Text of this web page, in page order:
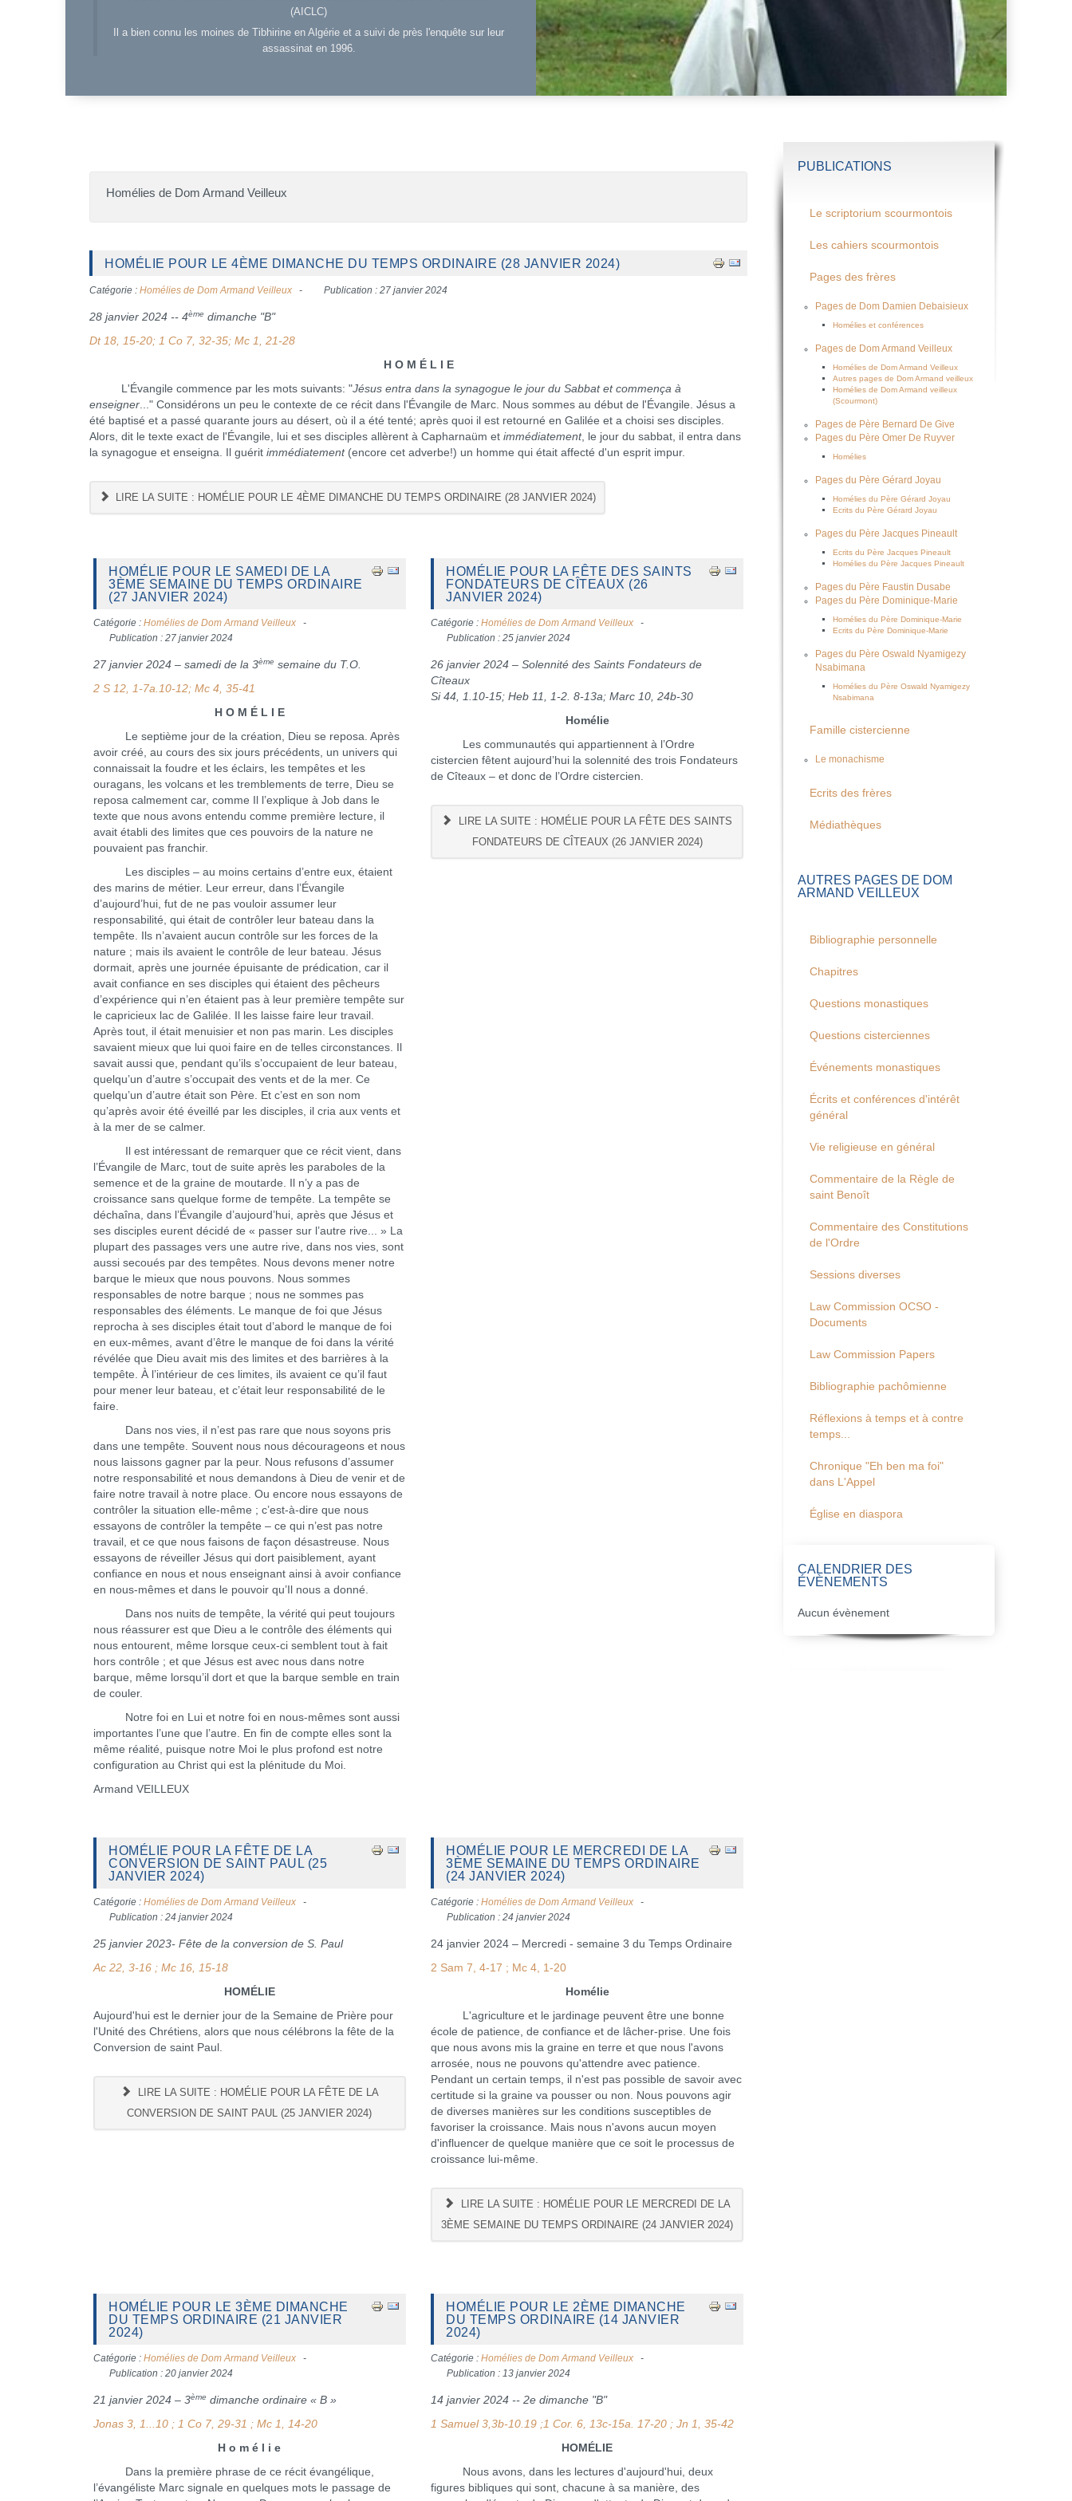
(AICLC)
Il a bien connu les moines de Tibhirine en Algérie et a suivi de près l'enquête sur leur
assassinat en 1996.
Homélies de Dom Armand Veilleux
HOMÉLIE POUR LE 4ÈME DIMANCHE DU TEMPS ORDINAIRE (28 JANVIER 2024)
Catégorie : Homélies de Dom Armand Veilleux Publication : 27 janvier 2024
28 janvier 2024 -- 4ème dimanche "B"
Dt 18, 15-20; 1 Co 7, 32-35; Mc 1, 21-28
H O M É L I E
L'Évangile commence par les mots suivants: "Jésus entra dans la synagogue le jour du Sabbat et commença à
enseigner..." Considérons un peu le contexte de ce récit dans l'Évangile de Marc. Nous sommes au début de l'Évangile. Jésus a
été baptisé et a passé quarante jours au désert, où il a été tenté; après quoi il est retourné en Galilée et a choisi ses disciples.
Alors, dit le texte exact de l'Évangile, lui et ses disciples allèrent à Capharnaüm et immédiatement, le jour du sabbat, il entra dans
la synagogue et enseigna. Il guérit immédiatement(encore cet adverbe!) un homme qui était affecté d'un esprit impur.
LIRE LA SUITE : HOMÉLIE POUR LE 4ÈME DIMANCHE DU TEMPS ORDINAIRE (28 JANVIER 2024)
HOMÉLIE POUR LE SAMEDI DE LA
3ÈME SEMAINE DU TEMPS ORDINAIRE
(27 JANVIER 2024)
Catégorie : Homélies de Dom Armand Veilleux
Publication : 27 janvier 2024
27 janvier 2024 – samedi de la 3ème semaine du T.O.
2 S 12, 1-7a.10-12; Mc 4, 35-41
H O M É L I E
Le septième jour de la création, Dieu se reposa. Après
avoir créé, au cours des six jours précédents, un univers qui
connaissait la foudre et les éclairs, les tempêtes et les
ouragans, les volcans et les tremblements de terre, Dieu se
reposa calmement car, comme Il l’explique à Job dans le
texte que nous avons entendu comme première lecture, il
avait établi des limites que ces pouvoirs de la nature ne
pouvaient pas franchir.
Les disciples – au moins certains d’entre eux, étaient
des marins de métier. Leur erreur, dans l’Évangile
d’aujourd’hui, fut de ne pas vouloir assumer leur
responsabilité, qui était de contrôler leur bateau dans la
tempête. Ils n’avaient aucun contrôle sur les forces de la
nature ; mais ils avaient le contrôle de leur bateau. Jésus
dormait, après une journée épuisante de prédication, car il
avait confiance en ses disciples qui étaient des pêcheurs
d’expérience qui n’en étaient pas à leur première tempête sur
le capricieux lac de Galilée. Il les laisse faire leur travail.
Après tout, il était menuisier et non pas marin. Les disciples
savaient mieux que lui quoi faire en de telles circonstances. Il
savait aussi que, pendant qu’ils s’occupaient de leur bateau,
quelqu’un d’autre s’occupait des vents et de la mer. Ce
quelqu’un d’autre était son Père. Et c’est en son nom
qu’après avoir été éveillé par les disciples, il cria aux vents et
à la mer de se calmer.
Il est intéressant de remarquer que ce récit vient, dans
l’Évangile de Marc, tout de suite après les paraboles de la
semence et de la graine de moutarde. Il n’y a pas de
croissance sans quelque forme de tempête. La tempête se
déchaîna, dans l’Évangile d’aujourd’hui, après que Jésus et
ses disciples eurent décidé de « passer sur l’autre rive... » La
plupart des passages vers une autre rive, dans nos vies, sont
aussi secoués par des tempêtes. Nous devons mener notre
barque le mieux que nous pouvons. Nous sommes
responsables de notre barque ; nous ne sommes pas
responsables des éléments. Le manque de foi que Jésus
reprocha à ses disciples était tout d’abord le manque de foi
en eux-mêmes, avant d’être le manque de foi dans la vérité
révélée que Dieu avait mis des limites et des barrières à la
tempête. À l’intérieur de ces limites, ils avaient ce qu’il faut
pour mener leur bateau, et c’était leur responsabilité de le
faire.
Dans nos vies, il n’est pas rare que nous soyons pris
dans une tempête. Souvent nous nous décourageons et nous
nous laissons gagner par la peur. Nous refusons d’assumer
notre responsabilité et nous demandons à Dieu de venir et de
faire notre travail à notre place. Ou encore nous essayons de
contrôler la situation elle-même ; c’est-à-dire que nous
essayons de contrôler la tempête – ce qui n’est pas notre
travail, et ce que nous faisons de façon désastreuse. Nous
essayons de réveiller Jésus qui dort paisiblement, ayant
confiance en nous et nous enseignant ainsi à avoir confiance
en nous-mêmes et dans le pouvoir qu’Il nous a donné.
Dans nos nuits de tempête, la vérité qui peut toujours
nous réassurer est que Dieu a le contrôle des éléments qui
nous entourent, même lorsque ceux-ci semblent tout à fait
hors contrôle ; et que Jésus est avec nous dans notre
barque, même lorsqu’il dort et que la barque semble en train
de couler.
Notre foi en Lui et notre foi en nous-mêmes sont aussi
importantes l’une que l’autre. En fin de compte elles sont la
même réalité, puisque notre Moi le plus profond est notre
configuration au Christ qui est la plénitude du Moi.
Armand VEILLEUX
HOMÉLIE POUR LA FÊTE DES SAINTS
FONDATEURS DE CÎTEAUX (26
JANVIER 2024)
Catégorie :Homélies de Dom Armand Veilleux
Publication : 25 janvier 2024
26 janvier 2024 – Solennité des Saints Fondateurs de
Cîteaux
Si 44, 1.10-15; Heb 11, 1-2. 8-13a; Marc 10, 24b-30
Homélie
Les communautés qui appartiennent à l’Ordre
cistercien fêtent aujourd’hui la solennité des trois Fondateurs
de Cîteaux – et donc de l’Ordre cistercien.
LIRE LA SUITE : HOMÉLIE POUR LA FÊTE DES SAINTS
FONDATEURS DE CÎTEAUX (26 JANVIER 2024)
HOMÉLIE POUR LA FÊTE DE LA
CONVERSION DE SAINT PAUL (25
JANVIER 2024)
Catégorie : Homélies de Dom Armand Veilleux
Publication : 24 janvier 2024
25 janvier 2023- Fête de la conversion de S. Paul
Ac 22, 3-16 ; Mc 16, 15-18
HOMÉLIE
Aujourd'hui est le dernier jour de la Semaine de Prière pour
l'Unité des Chrétiens, alors que nous célébrons la fête de la
Conversion de saint Paul.
LIRE LA SUITE : HOMÉLIE POUR LA FÊTE DE LA
CONVERSION DE SAINT PAUL (25 JANVIER 2024)
HOMÉLIE POUR LE MERCREDI DE LA
3ÈME SEMAINE DU TEMPS ORDINAIRE
(24 JANVIER 2024)
Catégorie :Homélies de Dom Armand Veilleux
Publication : 24 janvier 2024
24 janvier 2024 – Mercredi - semaine 3 du Temps Ordinaire
2 Sam 7, 4-17 ; Mc 4, 1-20
Homélie
L'agriculture et le jardinage peuvent être une bonne
école de patience, de confiance et de lâcher-prise. Une fois
que nous avons mis la graine en terre et que nous l'avons
arrosée, nous ne pouvons qu'attendre avec patience.
Pendant un certain temps, il n'est pas possible de savoir avec
certitude si la graine va pousser ou non. Nous pouvons agir
de diverses manières sur les conditions susceptibles de
favoriser la croissance. Mais nous n'avons aucun moyen
d'influencer de quelque manière que ce soit le processus de
croissance lui-même.
LIRE LA SUITE : HOMÉLIE POUR LE MERCREDI DE LA
3ÈME SEMAINE DU TEMPS ORDINAIRE (24 JANVIER 2024)
HOMÉLIE POUR LE 3ÈME DIMANCHE
DU TEMPS ORDINAIRE (21 JANVIER
2024)
Catégorie : Homélies de Dom Armand Veilleux
Publication : 20 janvier 2024
21 janvier 2024 – 3ème dimanche ordinaire « B »
Jonas 3, 1...10 ; 1 Co 7, 29-31 ; Mc 1, 14-20
H o m é l i e
Dans la première phrase de ce récit évangélique,
l’évangéliste Marc signale en quelques mots le passage de
HOMÉLIE POUR LE 2ÈME DIMANCHE
DU TEMPS ORDINAIRE (14 JANVIER
2024)
Catégorie :Homélies de Dom Armand Veilleux
Publication : 13 janvier 2024
14 janvier 2024 -- 2e dimanche "B"
1 Samuel 3,3b-10.19 ;1 Cor. 6, 13c-15a. 17-20 ; Jn 1, 35-42
HOMÉLIE
Nous avons, dans les lectures d'aujourd'hui, deux
figures bibliques qui sont, chacune à sa manière, des
PUBLICATIONS
Le scriptorium scourmontois
Les cahiers scourmontois
Pages des frères
Pages de Dom Damien Debaisieux
Homélies et conférences
Pages de Dom Armand Veilleux
Homélies de Dom Armand Veilleux
Autres pages de Dom Armand veilleux
Homélies de Dom Armand veilleux
(Scourmont)
Pages de Père Bernard De Give
Pages du Père Omer De Ruyver
Homélies
Pages du Père Gérard Joyau
Homélies du Père Gérard Joyau
Ecrits du Père Gérard Joyau
Pages du Père Jacques Pineault
Ecrits du Père Jacques Pineault
Homélies du Père Jacques Pineault
Pages du Père Faustin Dusabe
Pages du Père Dominique-Marie
Homélies du Père Dominique-Marie
Ecrits du Père Dominique-Marie
Pages du Père Oswald Nyamigezy
Nsabimana
Homélies du Père Oswald Nyamigezy
Nsabimana
Famille cistercienne
Le monachisme
Ecrits des frères
Médiathèques
AUTRES PAGES DE DOM
ARMAND VEILLEUX
Bibliographie personnelle
Chapitres
Questions monastiques
Questions cisterciennes
Événements monastiques
Écrits et conférences d'intérêt
général
Vie religieuse en général
Commentaire de la Règle de
saint Benoît
Commentaire des Constitutions
de l'Ordre
Sessions diverses
Law Commission OCSO -
Documents
Law Commission Papers
Bibliographie pachômienne
Réflexions à temps et à contre
temps...
Chronique "Eh ben ma foi"
dans L'Appel
Église en diaspora
CALENDRIER DES
ÉVÈNEMENTS
Aucun évènement